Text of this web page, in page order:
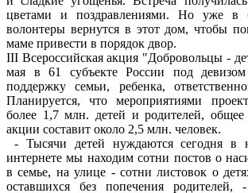
цветами и поздравлениями. Но уже в
волонтеры вернутся в этот дом, чтобы
маме привести в порядок двор.
III Всероссийская акция "Добровольцы -
мая в 61 субъекте России под
поддержку семьи, ребенка,
Планируется, что мероприятиями
более 1,7 млн. детей и родителей, общее
акции составит около 2,5 млн. человек.
- Тысячи детей нуждаются сегодня
интернете мы находим сотни постов о
в семье, на улице - сотни листовок о
оставшихся без попечения родителей,